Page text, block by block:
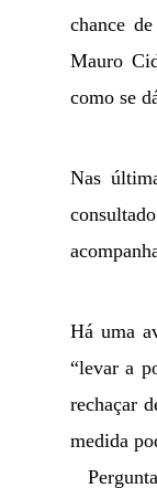
chance
Mauro
como se
Nas
Há uma
“levar a
rechaçar
medida